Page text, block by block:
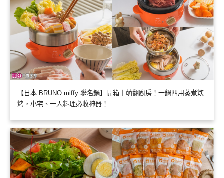
【日本 BRUNO miffy 聯名鍋】開箱｜萌翻廚房！一鍋四用蒸煮炊
烤，小宅、一人料理必收神器！